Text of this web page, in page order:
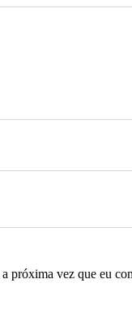
próxima vez que eu